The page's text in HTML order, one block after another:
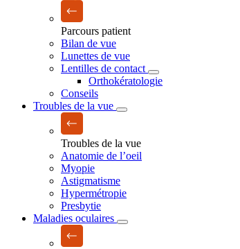
Parcours patient
Bilan de vue
Lunettes de vue
Lentilles de contact
Orthokératologie
Conseils
Troubles de la vue
Troubles de la vue
Anatomie de l’oeil
Myopie
Astigmatisme
Hypermétropie
Presbytie
Maladies oculaires